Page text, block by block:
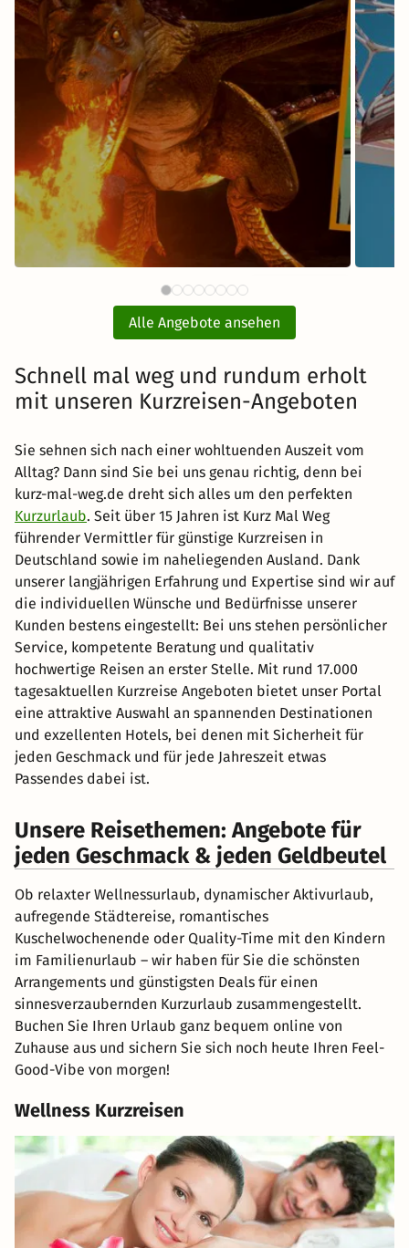
ab61 €
Bavaria Filmstadt München
Tickets mit Hotel
inkl. Übernachtung und Frühstück
Zum Angebot
Alle Angebote ansehen
Schnell mal weg und rundum erholt
mit unseren Kurzreisen-Angeboten
Sie sehnen sich nach einer wohltuenden Auszeit vom
Alltag? Dann sind Sie bei uns genau richtig, denn bei
kurz-mal-weg.de dreht sich alles um den perfekten
Kurzurlaub. Seit über 15 Jahren ist Kurz Mal Weg
führender Vermittler für günstige Kurzreisen in
Deutschland sowie im naheliegenden Ausland. Dank
unserer langjährigen Erfahrung und Expertise sind wir auf
die individuellen Wünsche und Bedürfnisse unserer
Kunden bestens eingestellt: Bei uns stehen persönlicher
Service, kompetente Beratung und qualitativ
hochwertige Reisen an erster Stelle. Mit rund 17.000
tagesaktuellen Kurzreise Angeboten bietet unser Portal
eine attraktive Auswahl an spannenden Destinationen
und exzellenten Hotels, bei denen mit Sicherheit für
jeden Geschmack und für jede Jahreszeit etwas
Passendes dabei ist.
Unsere Reisethemen: Angebote für
jeden Geschmack & jeden Geldbeutel
Ob relaxter Wellnessurlaub, dynamischer Aktivurlaub,
aufregende Städtereise, romantisches
Kuschelwochenende oder Quality-Time mit den Kindern
im Familienurlaub – wir haben für Sie die schönsten
Arrangements und günstigsten Deals für einen
sinnesverzaubernden Kurzurlaub zusammengestellt.
Buchen Sie Ihren Urlaub ganz bequem online von
Zuhause aus und sichern Sie sich noch heute Ihren Feel-
Good-Vibe von morgen!
Wellness Kurzreisen